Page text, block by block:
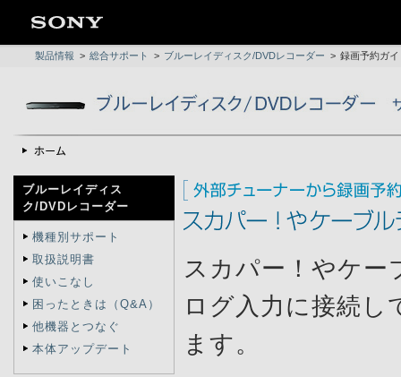
製品情報 > 総合サポート > ブルーレイディスク/DVDレコーダー > 録画予約ガイ
ブルーレイディス
ク/DVDレコーダー
機種別サポート
取扱説明書
使いこなし
困ったときは（Q&A）
他機器とつなぐ
本体アップデート
スカパー！やケ
ログ入力に接続し
ます。